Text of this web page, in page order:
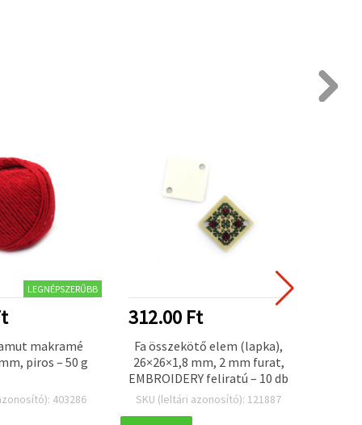
LEGNÉPSZERŰBB
makramé
piros – 50 g
403286
312.00 Ft
Fa összekötő elem (lapka),
26×26×1,8 mm, 2 mm furat,
EMBROIDERY feliratú – 10 db
SKU (leltári azonosító): 121887